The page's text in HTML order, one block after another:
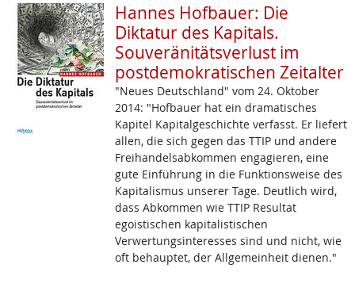
Hannes Hofbauer: Die
Diktatur des Kapitals.
Souveränitätsverlust im
postdemokratischen Zeitalter
"Neues Deutschland" vom 24. Oktober
2014: "Hofbauer hat ein dramatisches
Kapitel Kapitalgeschichte verfasst. Er liefert
allen, die sich gegen das TTIP und andere
Freihandelsabkommen engagieren, eine
gute Einführung in die Funktionsweise des
Kapitalismus unserer Tage. Deutlich wird,
dass Abkommen wie TTIP Resultat
egoistischen kapitalistischen
Verwertungsinteresses sind und nicht, wie
oft behauptet, der Allgemeinheit dienen."